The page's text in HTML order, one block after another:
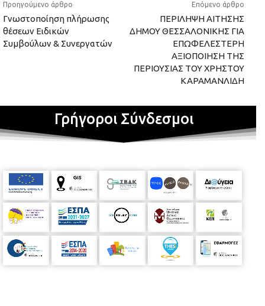
Προηγούμενο άρθρο
Γνωστοποίηση πλήρωσης
θέσεων Ειδικών
Συμβούλων & Συνεργατών
Επόμενο άρθρο
ΠΕΡΙΛΗΨΗ ΑΙΤΗΣΗΣ
ΔΗΜΟΥ ΘΕΣΣΑΛΟΝΙΚΗΣ ΓΙΑ
ΕΠΩΦΕΛΕΣΤΕΡΗ
ΑΞΙΟΠΟΙΗΣΗ ΤΗΣ
ΠΕΡΙΟΥΣΙΑΣ ΤΟΥ ΧΡΗΣΤΟΥ
ΚΑΡΑΜΑΝΛΙΔΗ
Γρήγοροι Σύνδεσμοι